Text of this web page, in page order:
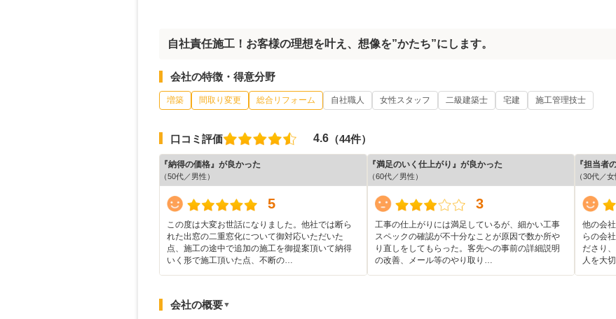
自社責任施工！お客様の理想を叶え、想像を”かたち”にします。
会社の特徴・得意分野
増築 間取り変更 総合リフォーム 自社職人 女性スタッフ 二級建築士 宅建 施工管理技士
口コミ評価 4.6 （44件）
『納得の価格』が良かった
（50代／男性）
5
この度は大変お世話になりました。他社では断ら
れた出窓の二重窓化について御対応いただいた
点、施工の途中で追加の施工を御提案頂いて納得
いく形で施工頂いた点、不断の…
『満足のいく仕上がり』が良かった
（60代／男性）
3
工事の仕上がりには満足しているが、細かい工事
スペックの確認が不十分なことが原因で数か所や
り直しをしてもらった。客先への事前の詳細説明
の改善、メール等のやり取り…
『担当者
（30代／女
他の会
らの会
ださり
人を大
会社の概要▼